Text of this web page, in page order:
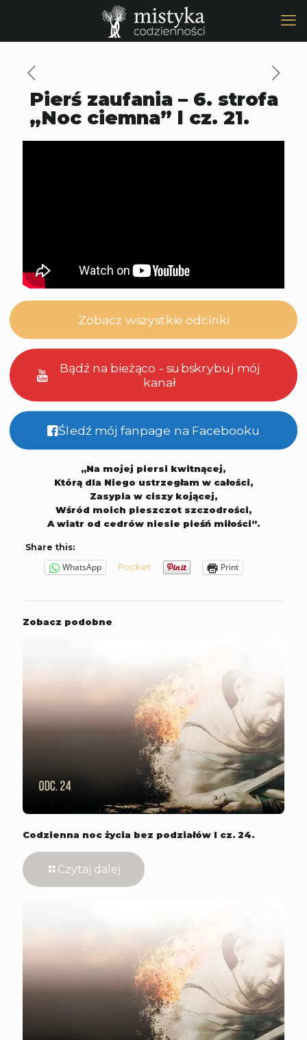
Pierś zaufania – 6. strofa
„Noc ciemna” l cz. 21.
Zobacz wszystkie odcinki
Bądź na bieżąco - subskrybuj mój
kanał
Śledź mój fanpage na Facebooku
„Na mojej piersi kwitnącej,
Którą dla Niego ustrzegłam w całości,
Zasypia w ciszy kojącej,
Wśród moich pieszczot szczodrości,
A wiatr od cedrów niesie pieśń miłości”.
Share this:
WhatsApp Pocket Print
Zobacz podobne
Codzienna noc życia bez podziałów l cz. 24.
Czytaj dalej